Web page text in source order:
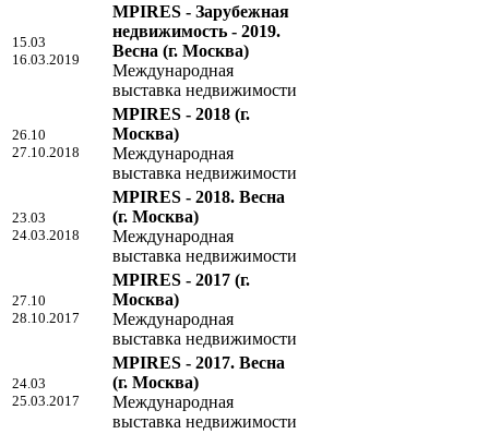
15.03
16.03.2019
MPIRES - Зарубежная
недвижимость - 2019.
Весна (г. Москва)
Международная
выставка недвижимости
26.10
27.10.2018
MPIRES - 2018 (г.
Москва)
Международная
выставка недвижимости
23.03
24.03.2018
MPIRES - 2018. Весна
(г. Москва)
Международная
выставка недвижимости
27.10
28.10.2017
MPIRES - 2017 (г.
Москва)
Международная
выставка недвижимости
24.03
25.03.2017
MPIRES - 2017. Весна
(г. Москва)
Международная
выставка недвижимости